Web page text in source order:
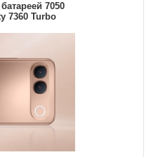
7050
7360 Turbo